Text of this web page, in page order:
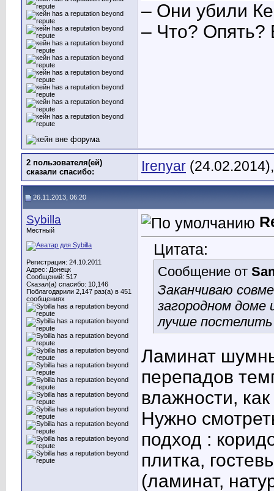
– Они убили
– Что? Опять?
2 пользователя(ей)
сказали cпасибо:
Irenyar
26.11.2013, 06:20
Sybilla
Местный
Регистрация: 24.10.2011
Адрес: Донецк
Сообщений: 517
Сказал(а) спасибо: 10,146
Поблагодарили 2,147 раз(а) в 451
сообщениях
Цитата:
Сообщение от
Заканчиваю
загородном доме
лучше
Ламинат
перепадов
влажности,
Нужно
подход :
плитка,
(ламинат,